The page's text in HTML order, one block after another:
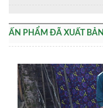
ẤN PHẨM ĐÃ XUẤT BẢN